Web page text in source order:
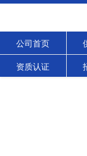
公司首页
资质认证